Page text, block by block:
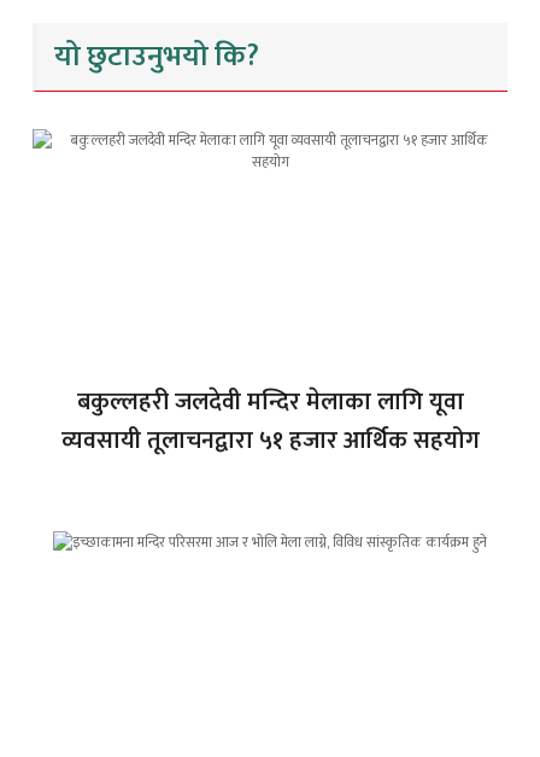
यो छुटाउनुभयो कि?
बकुल्लहरी जलदेवी मन्दिर मेलाका लागि यूवा
व्यवसायी तूलाचनद्वारा ५१ हजार आर्थिक सहयोग